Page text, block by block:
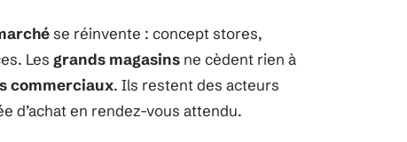
se réinvente : concept stores,
Les grands magasins ne cèdent rien à
commerciaux. Ils restent des acteurs
d’achat en rendez-vous attendu.